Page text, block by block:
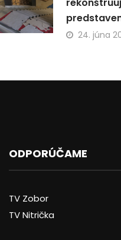
24. júna
ODPORÚČAME
TV Zobor
TV Nitrička